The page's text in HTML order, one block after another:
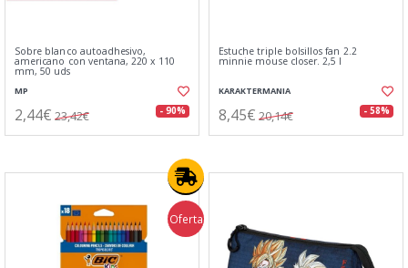
Sobre blanco autoadhesivo,
americano con ventana, 220 x 110
mm, 50 uds
MP
2,44€ 23,42€ - 90%
Estuche triple bolsillos fan 2.2
minnie mouse closer. 2,5 l
KARAKTERMANIA
8,45€ 20,14€ - 58%
Oferta